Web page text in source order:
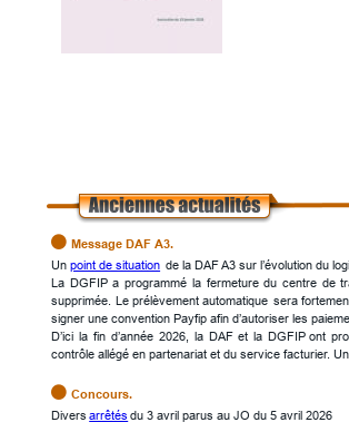
 Message DAF A3.
Un point de situation de la DAF A3 sur l’évolution du
La DGFIP a programmé la fermeture du centre de
supprimée. Le prélèvement automatique sera
signer une convention Payfip afin d’autoriser les
D’ici la fin d’année 2026, la DAF et la DGFIP ont
contrôle allégé en partenariat et du service facturier.
 Concours.
Divers arrêtés du 3 avril parus au JO du 5 avril 2026